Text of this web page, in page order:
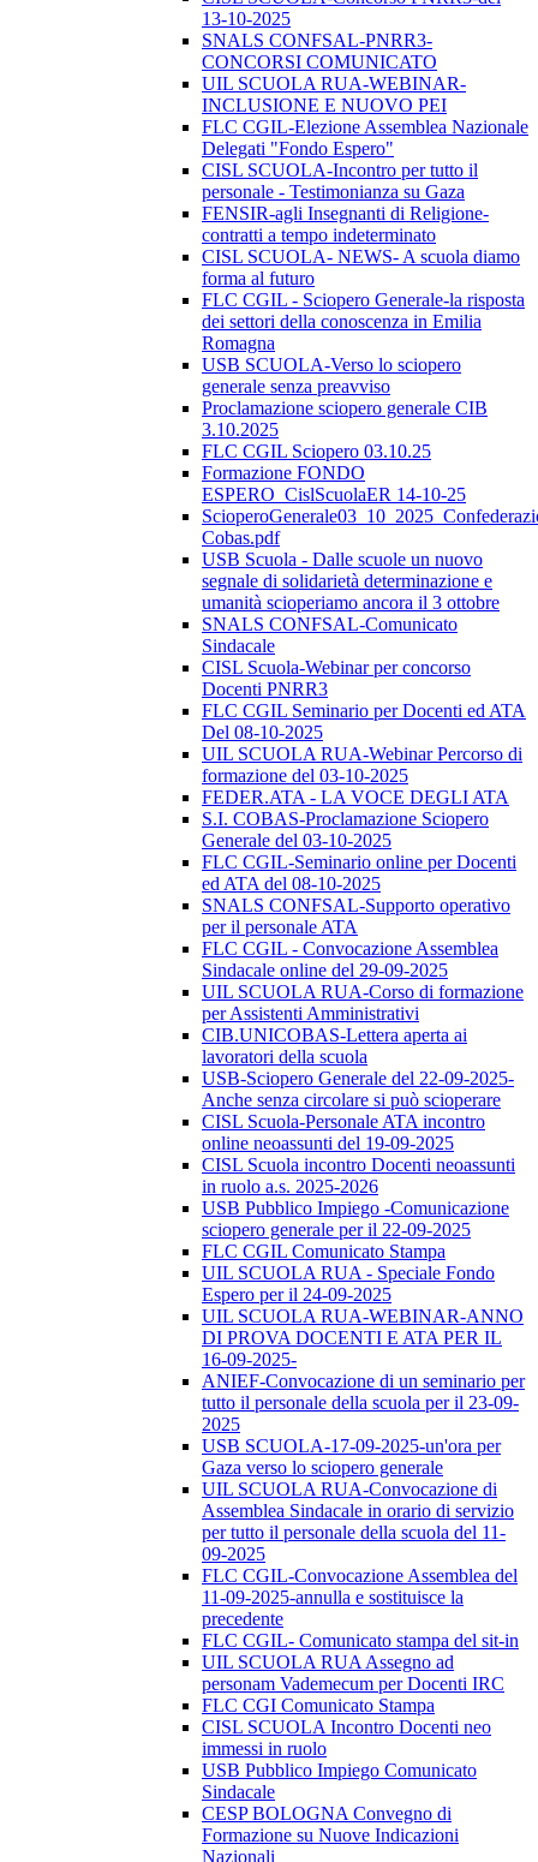
13-10-2025
SNALS CONFSAL-PNRR3-
CONCORSI COMUNICATO
UIL SCUOLA RUA-WEBINAR-
INCLUSIONE E NUOVO PEI
FLC CGIL-Elezione Assemblea Nazionale
Delegati "Fondo Espero"
CISL SCUOLA-Incontro per tutto il
personale - Testimonianza su Gaza
FENSIR-agli Insegnanti di Religione-
contratti a tempo indeterminato
CISL SCUOLA- NEWS- A scuola diamo
forma al futuro
FLC CGIL - Sciopero Generale-la risposta
dei settori della conoscenza in Emilia
Romagna
USB SCUOLA-Verso lo sciopero
generale senza preavviso
Proclamazione sciopero generale CIB
3.10.2025
FLC CGIL Sciopero 03.10.25
Formazione FONDO
ESPERO_CislScuolaER 14-10-25
Cobas.pdf
USB Scuola - Dalle scuole un nuovo
segnale di solidarietà determinazione e
umanità scioperiamo ancora il 3 ottobre
SNALS CONFSAL-Comunicato
Sindacale
CISL Scuola-Webinar per concorso
Docenti PNRR3
FLC CGIL Seminario per Docenti ed ATA
Del 08-10-2025
UIL SCUOLA RUA-Webinar Percorso di
formazione del 03-10-2025
FEDER.ATA - LA VOCE DEGLI ATA
S.I. COBAS-Proclamazione Sciopero
Generale del 03-10-2025
FLC CGIL-Seminario online per Docenti
ed ATA del 08-10-2025
SNALS CONFSAL-Supporto operativo
per il personale ATA
FLC CGIL - Convocazione Assemblea
Sindacale online del 29-09-2025
UIL SCUOLA RUA-Corso di formazione
per Assistenti Amministrativi
CIB.UNICOBAS-Lettera aperta ai
lavoratori della scuola
USB-Sciopero Generale del 22-09-2025-
Anche senza circolare si può scioperare
CISL Scuola-Personale ATA incontro
online neoassunti del 19-09-2025
CISL Scuola incontro Docenti neoassunti
in ruolo a.s. 2025-2026
USB Pubblico Impiego -Comunicazione
sciopero generale per il 22-09-2025
FLC CGIL Comunicato Stampa
UIL SCUOLA RUA - Speciale Fondo
Espero per il 24-09-2025
UIL SCUOLA RUA-WEBINAR-ANNO
DI PROVA DOCENTI E ATA PER IL
16-09-2025-
ANIEF-Convocazione di un seminario per
tutto il personale della scuola per il 23-09-
2025
USB SCUOLA-17-09-2025-un'ora per
Gaza verso lo sciopero generale
UIL SCUOLA RUA-Convocazione di
Assemblea Sindacale in orario di servizio
per tutto il personale della scuola del 11-
09-2025
FLC CGIL-Convocazione Assemblea del
11-09-2025-annulla e sostituisce la
precedente
FLC CGIL- Comunicato stampa del sit-in
UIL SCUOLA RUA Assegno ad
personam Vademecum per Docenti IRC
FLC CGI Comunicato Stampa
CISL SCUOLA Incontro Docenti neo
immessi in ruolo
USB Pubblico Impiego Comunicato
Sindacale
CESP BOLOGNA Convegno di
Formazione su Nuove Indicazioni
Nazionali